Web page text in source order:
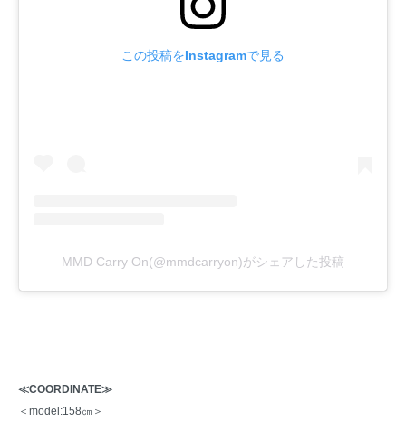
この投稿をInstagramで見る
MMD Carry On(@mmdcarryon)がシェアした投稿
≪COORDINATE≫
＜model:158㎝＞